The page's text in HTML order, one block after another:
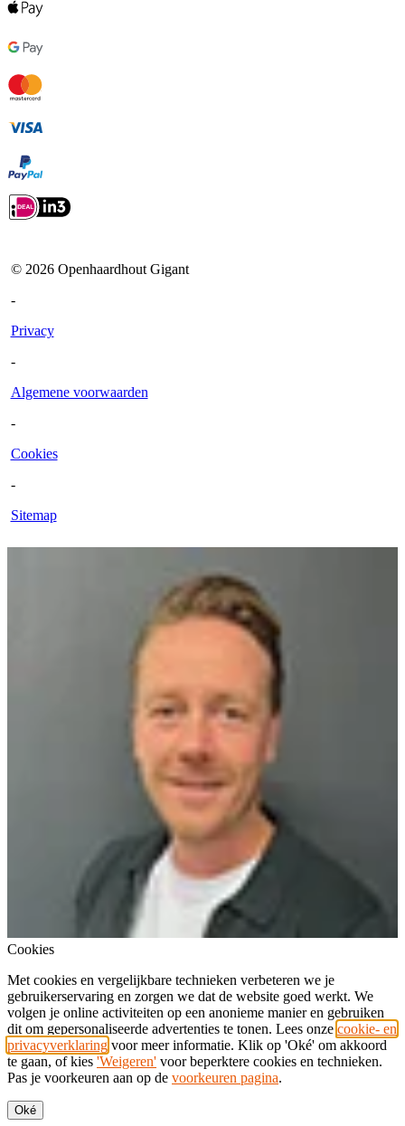
© 2026Openhaardhout Gigant
-
Privacy
-
Algemene voorwaarden
-
Cookies
-
Sitemap
Cookies
Met cookies en vergelijkbare technieken verbeteren we je
gebruikerservaring en zorgen we dat de website goed werkt. We
volgen je online activiteiten op een anonieme manier en gebruiken
dit om gepersonaliseerde advertenties te tonen. Lees onze cookie- en
privacyverklaring voor meer informatie. Klik op 'Oké' om akkoord
te gaan, of kies 'Weigeren' voor beperktere cookies en technieken.
Pas je voorkeuren aan op de voorkeuren pagina.
Oké